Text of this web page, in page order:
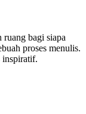
bagi siapa
proses menulis.
inspiratif.